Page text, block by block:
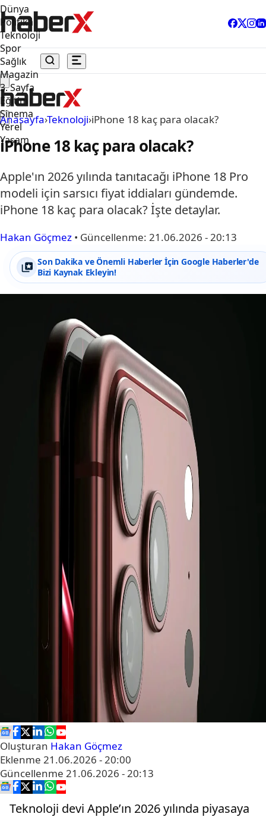
Dünya
Politika
Teknoloji
Spor
Sağlık
Magazin
3. Sayfa
Eğitim
Sinema
Yerel
Yaşam
Anasayfa›Teknoloji›iPhone 18 kaç para olacak?
iPhone 18 kaç para olacak?
Apple'ın 2026 yılında tanıtacağı iPhone 18 Pro
modeli için sarsıcı fiyat iddiaları gündemde.
iPhone 18 kaç para olacak? İşte detaylar.
Hakan Göçmez • Güncellenme: 21.06.2026 - 20:13
Son Dakika ve Önemli Haberler İçin Google Haberler'de
Bizi Kaynak Ekleyin!
Oluşturan Hakan Göçmez
Eklenme 21.06.2026 - 20:00
Güncellenme 21.06.2026 - 20:13
Teknoloji devi Apple’ın 2026 yılında piyasaya